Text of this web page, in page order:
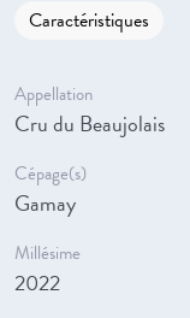
Caractéristiques
Appellation
Cru du Beaujolais
Cépage(s)
Gamay
Millésime
2022